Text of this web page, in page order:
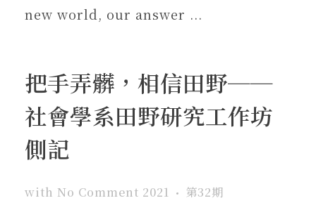
new world, our answer ...
把手弄髒，相信田野──
社會學系田野研究工作坊
側記
with No Comment 2021 第32期